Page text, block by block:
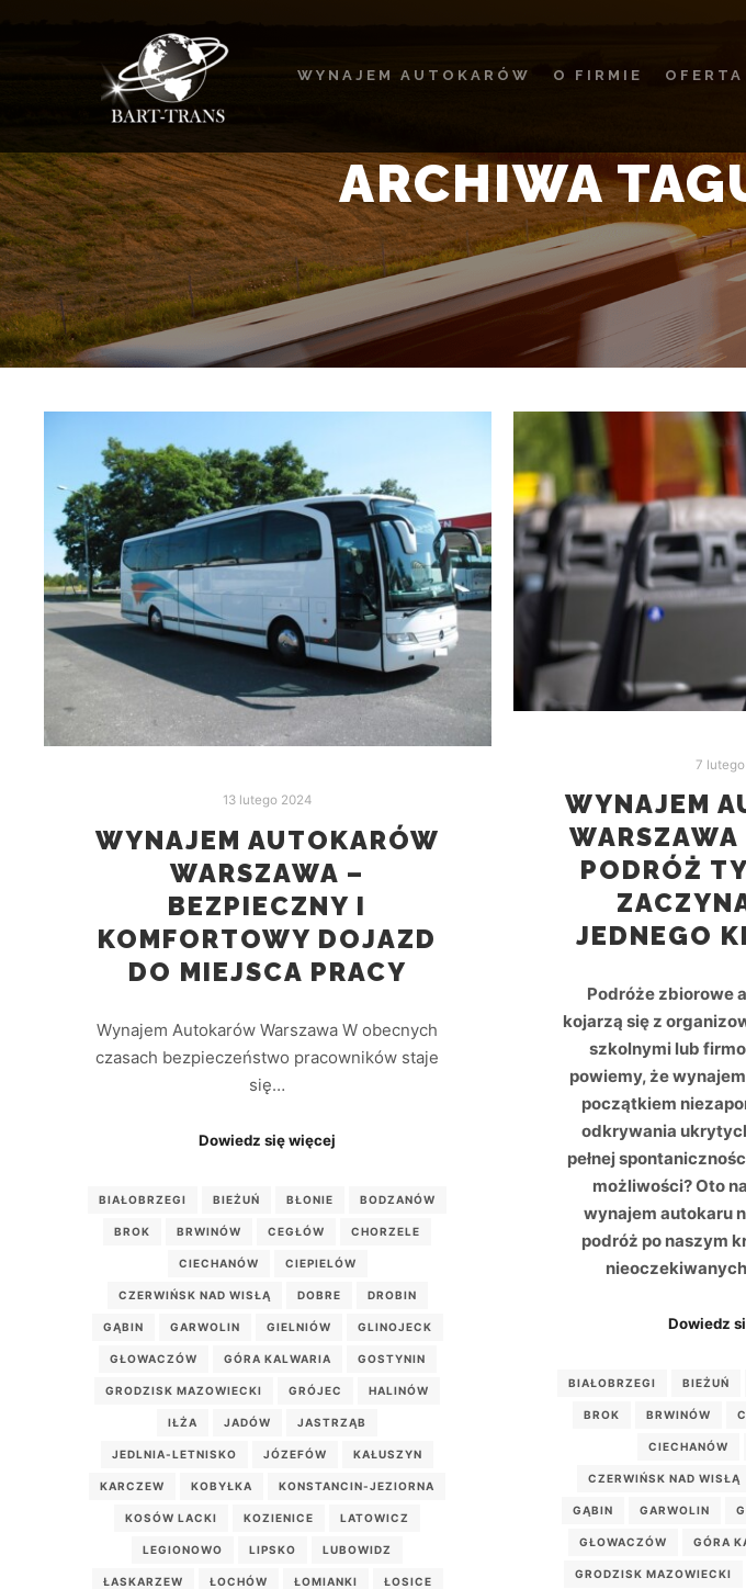
WYNAJEM AUTOKARÓW O FIRMIE OFERTA
ARCHIWA
13 lutego 2024
WYNAJEM AUTOKARÓW
WARSZAWA –
BEZPIECZNY I
KOMFORTOWY DOJAZD
DO MIEJSCA PRACY
Wynajem Autokarów Warszawa W obecnych
czasach bezpieczeństwo pracowników staje
się…
Dowiedz się więcej
BIAŁOBRZEGI BIEŻUŃ BŁONIE BODZANÓW
BROK BRWINÓW CEGŁÓW CHORZELE
CIECHANÓW CIEPIELÓW
CZERWIŃSK NAD WISŁĄ DOBRE DROBIN
GĄBIN GARWOLIN GIELNIÓW GLINOJECK
GŁOWACZÓW GÓRA KALWARIA GOSTYNIN
GRODZISK MAZOWIECKI GRÓJEC HALINÓW
IŁŻA JADÓW JASTRZĄB
JEDLNIA-LETNISKO JÓZEFÓW KAŁUSZYN
KARCZEW KOBYŁKA KONSTANCIN-JEZIORNA
KOSÓW LACKI KOZIENICE LATOWICZ
LEGIONOWO LIPSKO LUBOWIDZ
ŁASKARZEW ŁOCHÓW ŁOMIANKI ŁOSICE
7
WYNAJEM
PODRÓŻ
JEDNEGO
Podróże zbiorowe
kojarzą się z
szkolnymi lub
powiemy, że
początkiem
odkrywania
pełnej
możliwości? Oto
wynajem autokaru
podróż po naszym
Dowiedz
BIAŁOBRZEGI BIEŻUŃ
BROK BRWINÓW
CIECHANÓW
CZERWIŃSK NAD WISŁĄ
GĄBIN GARWOLIN
GŁOWACZÓW GÓRA
GRODZISK MAZOWIECKI